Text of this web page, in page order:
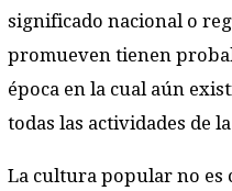
significado nacional o
promueven tienen
época en la cual aún
todas las actividades de
La cultura popular no es